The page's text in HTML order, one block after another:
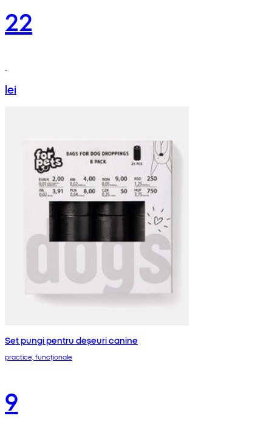
22
lei
Set pungi pentru deșeuri canine
practice, funcționale
9